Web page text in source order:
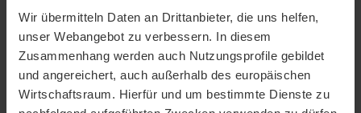
Wir übermitteln Daten an Drittanbieter, die uns helfen,
unser Webangebot zu verbessern. In diesem
Zusammenhang werden auch Nutzungsprofile gebildet
und angereichert, auch außerhalb des europäischen
Wirtschaftsraum. Hierfür und um bestimmte Dienste zu
DETTAGLI
CLASSI ETRUSKO (ADVANCE LUSA)